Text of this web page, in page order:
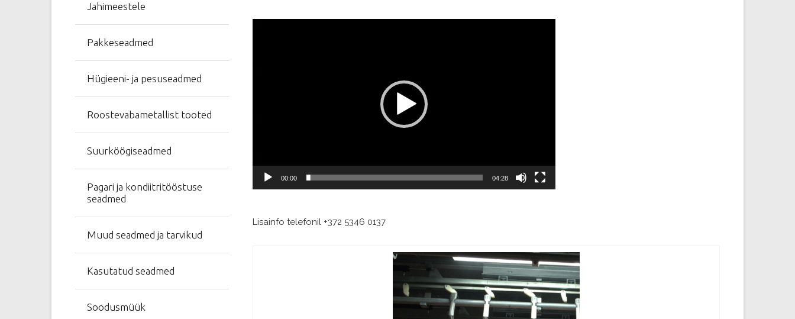
Jahimeestele
Pakkeseadmed
Hügieeni- ja pesuseadmed
Roostevabametallist tooted
Suurköögiseadmed
Pagari ja kondiitritööstuse
seadmed
Muud seadmed ja tarvikud
Kasutatud seadmed
Soodusmüük
00:00 04:28
Lisainfo telefonil +372 5346 0137